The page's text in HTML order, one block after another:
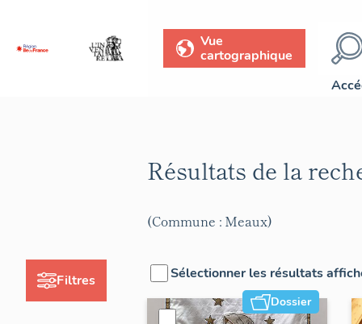
Vue
cartographique
Filtres
Résultats de la
(Commune : Meaux)
Sélectionner les résultats
Dossier